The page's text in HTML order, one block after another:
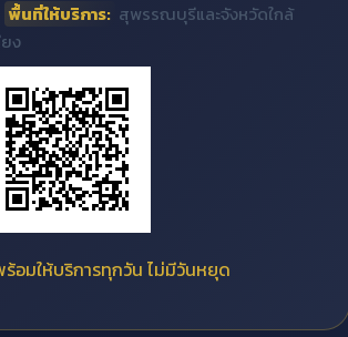
พื้นที่ให้บริการ: สุพรรณบุรีและจังหวัดใกล้
ง
อมให้บริการทุกวัน ไม่มีวันหยุด